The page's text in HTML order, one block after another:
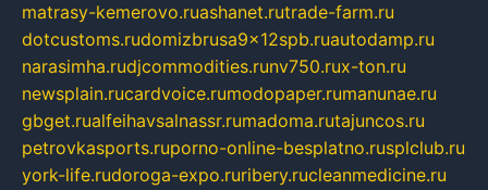
matrasy-kemerovo.ruashanet.rutrade-farm.ru
dotcustoms.rudomizbrusa9x12spb.ruautodamp.ru
narasimha.rudjcommodities.runv750.rux-ton.ru
newsplain.rucardvoice.rumodopaper.rumanunae.ru
gbget.rualfeihavsalnassr.rumadoma.rutajuncos.ru
petrovkasports.ruporno-online-besplatno.rusplclub.ru
york-life.rudoroga-expo.ruribery.rucleanmedicine.ru